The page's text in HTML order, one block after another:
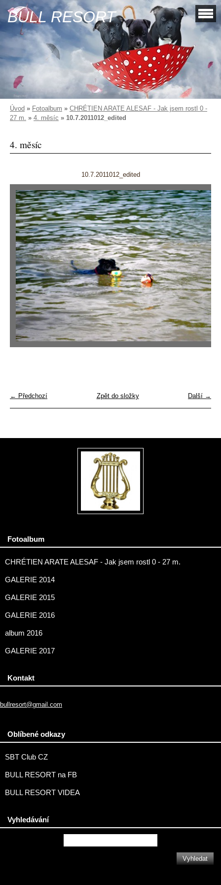
BULL RESORT
Úvod » Fotoalbum » CHRÉTIEN ARATE ALESAF - Jak jsem rostl 0 -
27 m. » 4. měsíc » 10.7.2011012_edited
4. měsíc
10.7.2011012_edited
← Předchozí Další →
Zpět do složky
Fotoalbum
CHRÉTIEN ARATE ALESAF - Jak jsem rostl 0 - 27 m.
GALERIE 2014
GALERIE 2015
GALERIE 2016
album 2016
GALERIE 2017
Kontakt
bullresort@gmail.com
Oblíbené odkazy
SBT Club CZ
BULL RESORT na FB
BULL RESORT VIDEA
Vyhledávání